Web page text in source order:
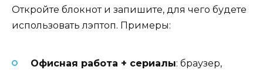
Откройте блокнот и запишите, для чего будете
использовать лэптоп. Примеры:
Офисная работа + сериалы: браузер,